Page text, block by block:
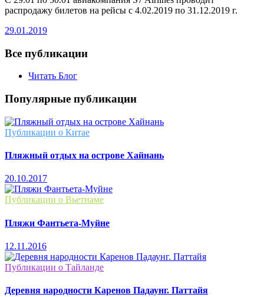
распродажу билетов на рейсы с 4.02.2019 по 31.12.2019 г.
29.01.2019
Все публикации
Читать Блог
Популярные публикации
Публикации о Китае
Пляжный отдых на острове Хайнань
20.10.2017
Публикации о Вьетнаме
Пляжи Фантьета-Муйне
12.11.2016
Публикации о Тайланде
Деревня народности Каренов Падаунг. Паттайя